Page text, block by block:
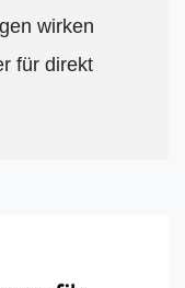
wirken
für direkt